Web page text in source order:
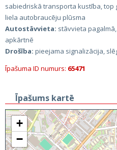
sabiedriskā transporta kustība, top
liela autobraucēju plūsma
Autostāvvieta: stāvvieta
apkārtnē
Drošība: pieejama signalizācija,
Īpašuma ID numurs: 65471
Īpašums kartē
+
−